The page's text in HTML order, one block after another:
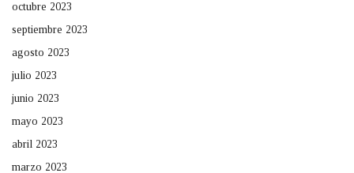
octubre 2023
septiembre 2023
agosto 2023
julio 2023
junio 2023
mayo 2023
abril 2023
marzo 2023